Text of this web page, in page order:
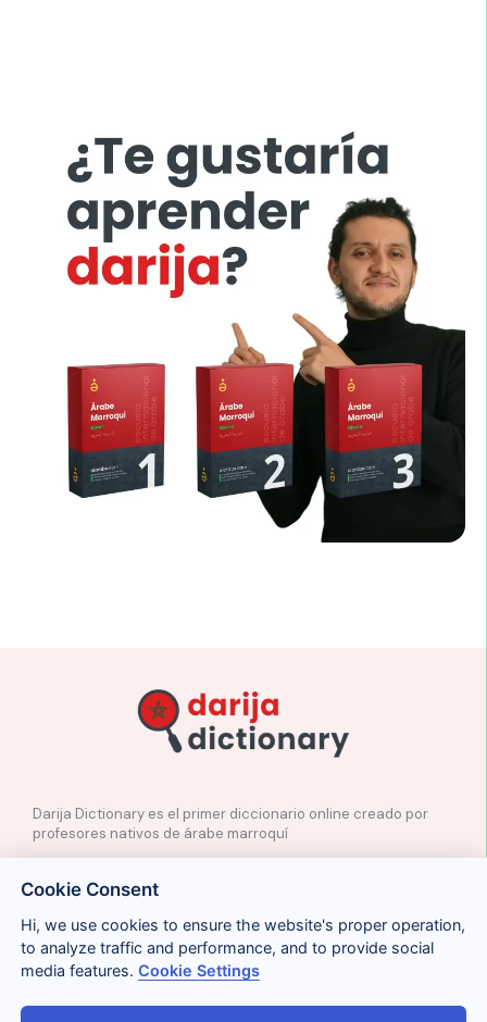
Darija Dictionary es el primer diccionario online creado por
profesores nativos de árabe marroquí
✉️ Contacto
📲Redes Sociales
🤝🏼Proponer palabras
Legal Cookies Privacidad Condiciones
Cookie Consent
Hi, we use cookies to ensure the website's proper operation,
to analyze traffic and performance, and to provide social
media features.Cookie Settings